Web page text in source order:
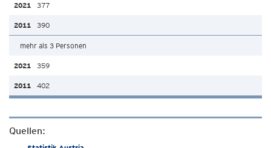
377
390
mehr als 3 Personen
359
402
Quellen: